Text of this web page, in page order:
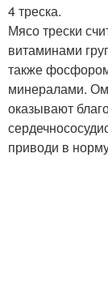
4 треска.
Мясо трески
витаминами
также
минералами.
оказывают
приводи в